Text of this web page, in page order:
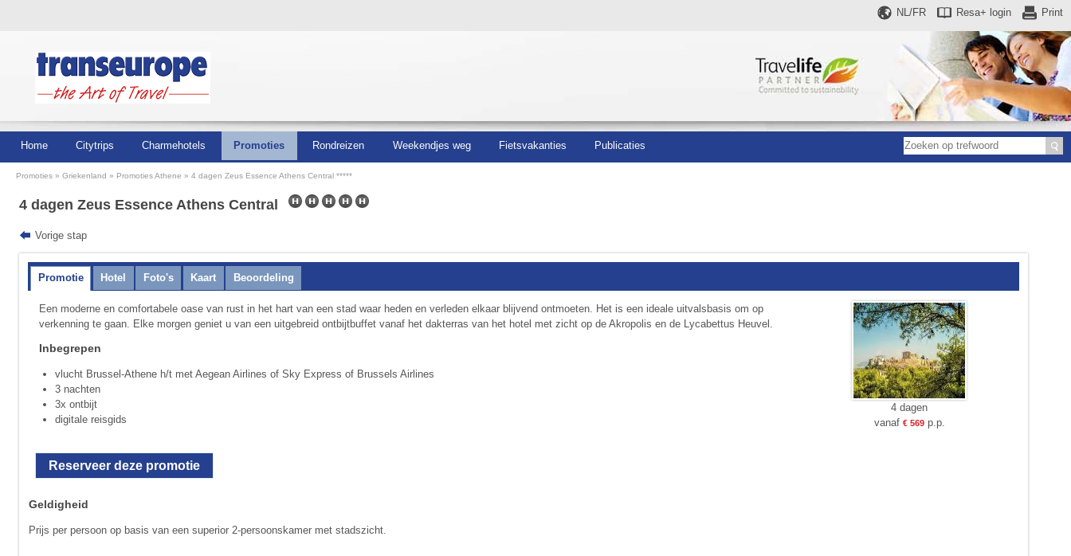
Print
Resa+ login
NL/FR
Home Citytrips Charmehotels Promoties Rondreizen Weekendjes weg Fietsvakanties Publicaties
Promoties Griekenland Promoties Athene 4 dagen Zeus Essence Athens Central *****
4 dagen Zeus Essence Athens Central
Vorige stap
Promotie Hotel Foto's Kaart Beoordeling
Een moderne en comfortabele oase van rust in het hart van een stad waar heden en verleden elkaar blijvend ontmoeten. Het is een ideale uitvalsbasis om op
verkenning te gaan. Elke morgen geniet u van een uitgebreid ontbijtbuffet vanaf het dakterras van het hotel met zicht op de Akropolis en de Lycabettus Heuvel.
Inbegrepen
vlucht Brussel-Athene h/t met Aegean Airlines of Sky Express of Brussels Airlines
3 nachten
3x ontbijt
digitale reisgids
4 dagen
vanaf € 569p.p.
Reserveer deze promotie
Geldigheid
Prijs per persoon op basis van een superior 2-persoonskamer met stadszicht.